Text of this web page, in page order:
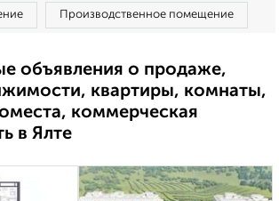
Производственное помещение
объявления о продаже,
квартиры, комнаты,
коммерческая
в Ялте